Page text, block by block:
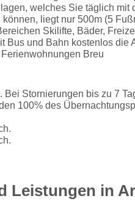
welches Sie täglich mit
liegt nur 500m (5
Skilifte, Bäder,
Bus und Bahn kostenlos die
Breu
Stornierungen bis zu 7
100% des
Leistungen in